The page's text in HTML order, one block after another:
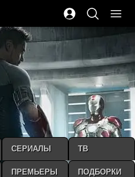
СЕРИАЛЫ ТВ
ПРЕМЬЕРЫ ПОДБОРКИ